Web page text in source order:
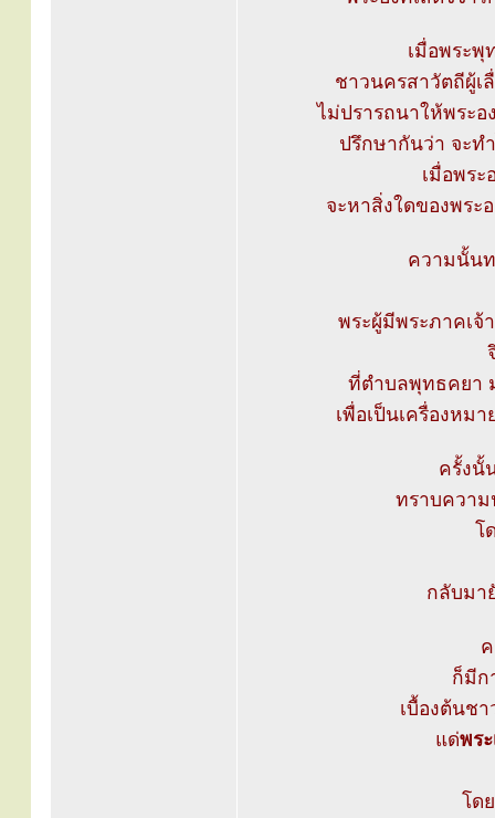
เมื่อพระพุ
ชาวนครสาวัตถีผู้เ
ไม่ปรารถนาให้พระอ
ปรึกษากันว่า จะท
เมื่อพระ
จะหาสิ่งใดของพระ
ความนั้น
พระผู้มีพระภาคเจ้
ที่ตำบลพุทธคยา
เพื่อเป็นเครื่องหม
ครั้งนั้
ทราบความ
โ
กลับมา
ก็มีก
เบื้องต้นช
แด่พร
โด